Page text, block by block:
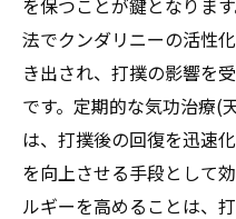
法でクンダリニーの活性
き出され、打撲の影響を
です。定期的な気功治療(
は、打撲後の回復を迅速
を向上させる手段として
ルギーを高めることは、